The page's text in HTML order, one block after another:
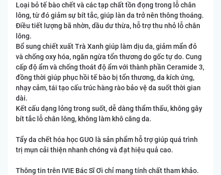
Loại bỏ tế bào chết và các tạp chất tồn đọng trong lỗ chân
lông, từ đó giảm sự bít tắc, giúp làn da trở nên thông thoáng.
Điều tiết lượng bã nhờn, dầu dư thừa, hỗ trợ thu nhỏ lỗ chân
lông.
Bổ sung chiết xuất Trà Xanh giúp làm dịu da, giảm mẩn đỏ
và chống oxy hóa, ngăn ngừa tổn thương do gốc tự do. Cung
cấp độ ẩm và chống thoát độ ẩm với thành phần Ceramide 3,
đồng thời giúp phục hồi tế bào bị tổn thương, da kích ứng,
nhạy cảm, tái tạo cấu trúc hàng rào bảo vệ da suốt thời gian
dài.
Kết cấu dạng lỏng trong suốt, dễ dàng thẩm thấu, không gây
bít tắc lỗ chân lông, không làm khô căng da.
Tẩy da chết hóa học GUO là sản phẩm hỗ trợ giúp quá trình
trị mụn cải thiện nhanh chóng và đạt hiệu quả cao.
Thông tin trên IVIE Bác Sĩ Ơi chỉ mang tính chất tham khảo.